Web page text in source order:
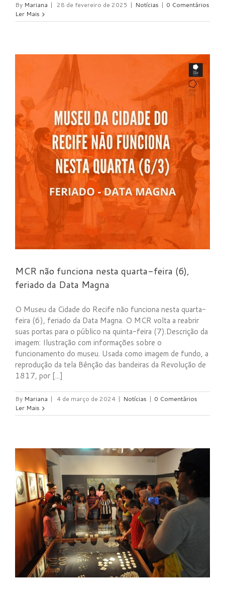
By Mariana | 28 de fevereiro de 2025 | Notícias | 0 Comentários
Ler Mais
MCR não funciona nesta quarta-feira (6),
feriado da Data Magna
O Museu da Cidade do Recife não funciona nesta quarta-
feira (6), feriado da Data Magna. O MCR volta a reabrir
suas portas para o público na quinta-feira (7).Descrição da
imagem: Ilustração com informações sobre o
funcionamento do museu. Usada como imagem de fundo, a
reprodução da tela Bênção das bandeiras da Revolução de
1817, por [...]
By Mariana | 4 de março de 2024 | Notícias | 0 Comentários
Ler Mais